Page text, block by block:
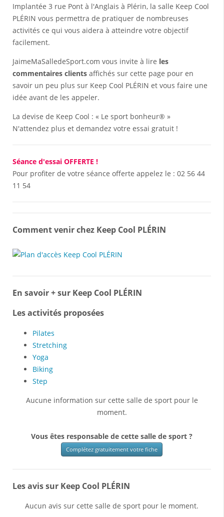
Implantée 3 rue Pont à l'Anglais à Plérin, la salle Keep Cool
PLÉRIN vous permettra de pratiquer de nombreuses
activités ce qui vous aidera à atteindre votre objectif
facilement.
JaimeMaSalledeSport.com vous invite à lire les
commentaires clients affichés sur cette page pour en
savoir un peu plus sur Keep Cool PLÉRIN et vous faire une
idée avant de les appeler.
La devise de Keep Cool : « Le sport bonheur® »
N'attendez plus et demandez votre essai gratuit !
Séance d'essai OFFERTE !
Pour profiter de votre séance offerte appelez le : 02 56 44
11 54
Comment venir chez Keep Cool PLÉRIN
En savoir + sur Keep Cool PLÉRIN
Les activités proposées
Pilates
Stretching
Yoga
Biking
Step
Aucune information sur cette salle de sport pour le
moment.
Vous êtes responsable de cette salle de sport ?
Complétez gratuitement votre fiche
Les avis sur Keep Cool PLÉRIN
Aucun avis sur cette salle de sport pour le moment.